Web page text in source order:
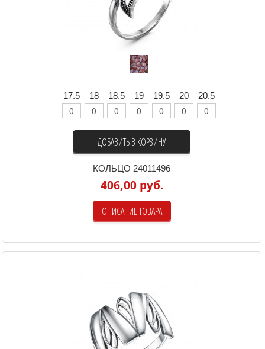
17.5 18 18.5 19 19.5 20 20.5
ДОБАВИТЬ В КОРЗИНУ
КОЛЬЦО 24011496
406,00 руб.
ОПИСАНИЕ ТОВАРА